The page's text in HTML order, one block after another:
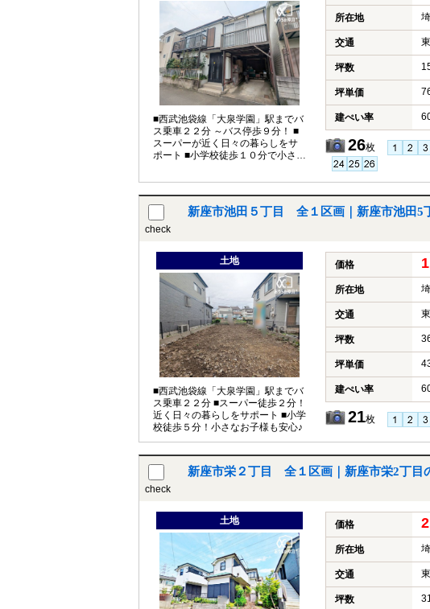
■西武池袋線「大泉学園」駅までバ
ス乗車２２分 ～バス停歩９分！ ■
スーパーが近く日々の暮らしをサ
ポート ■小学校徒歩１０分で小さな
所在地
交通
坪数
坪単価
建ぺい率
26枚
check
新座市池田５丁目 全１区画｜新座市池田5
土地
■西武池袋線「大泉学園」駅までバ
ス乗車２２分 ■スーパー徒歩２分！
近く日々の暮らしをサポート ■小学
校徒歩５分！小さなお子様も安心♪
価格
所在地
交通
坪数
坪単価
建ぺい率
21枚
check
新座市栄２丁目 全１区画｜新座市栄2丁目
土地 価格
所在地
交通
坪数